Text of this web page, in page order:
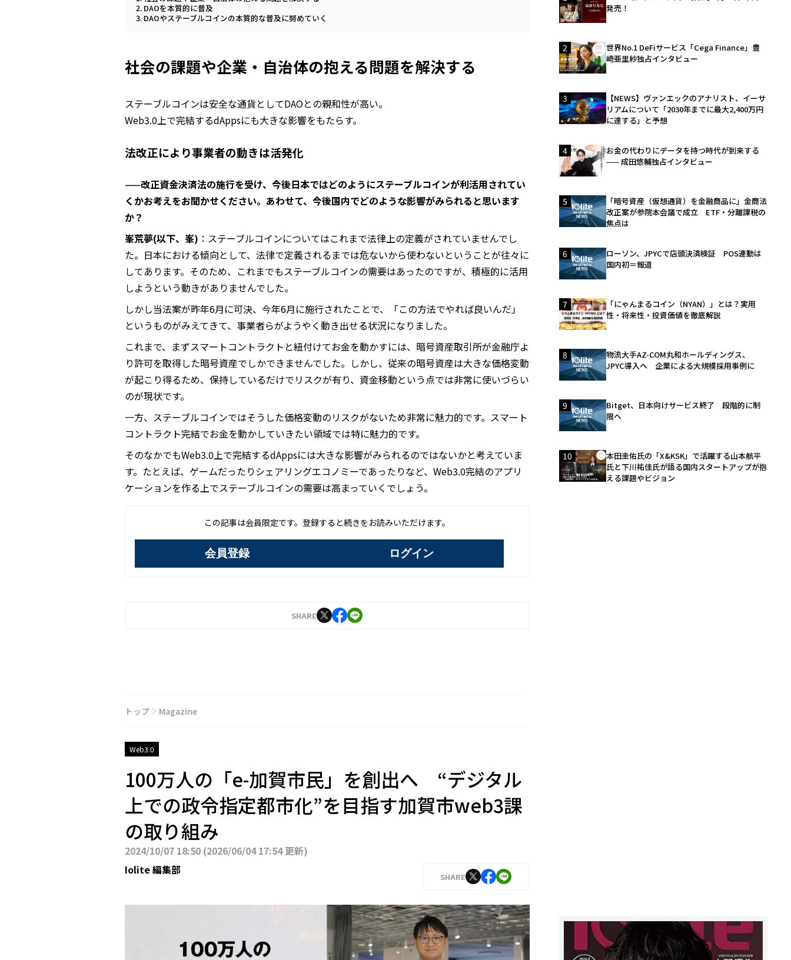
DAOを本質的に普及
DAOやステーブルコインの本質的な普及に努めていく
社会の課題や企業・自治体の抱える問題を解決する
ステーブルコインは安全な通貨としてDAOとの親和性が高い。
Web3.0上で完結するdAppsにも大きな影響をもたらす。
法改正により事業者の動きは活発化
——改正資金決済法の施行を受け、今後日本ではどのようにステーブルコインが利活用されてい
くかお考えをお聞かせください。あわせて、今後国内でどのような影響がみられると思います
か？
峯荒夢(以下、峯) ：ステーブルコインについてはこれまで法律上の定義がされていませんでし
た。日本における傾向として、法律で定義されるまでは危ないから使わないということが往々に
してあります。そのため、これまでもステーブルコインの需要はあったのですが、積極的に活用
しようという動きがありませんでした。
しかし当法案が昨年6月に可決、今年6月に施行されたことで、「この方法でやれば良いんだ」
というものがみえてきて、事業者らがようやく動き出せる状況になりました。
これまで、まずスマートコントラクトと紐付けてお金を動かすには、暗号資産取引所が金融庁よ
り許可を取得した暗号資産でしかできませんでした。しかし、従来の暗号資産は大きな価格変動
が起こり得るため、保持しているだけでリスクが有り、資金移動という点では非常に使いづらい
のが現状です。
一方、ステーブルコインではそうした価格変動のリスクがないため非常に魅力的です。スマート
コントラクト完結でお金を動かしていきたい領域では特に魅力的です。
そのなかでもWeb3.0上で完結するdAppsには大きな影響がみられるのではないかと考えていま
す。たとえば、ゲームだったりシェアリングエコノミーであったりなど、Web3.0完結のアプリ
ケーションを作る上でステーブルコインの需要は高まっていくでしょう。
この記事は会員限定です。登録すると続きをお読みいただけます。
会員登録 ログイン
SHARE
発売！
2
世界No.1 DeFiサービス「Cega Finance」豊
崎亜里紗独占インタビュー
3
【NEWS】ヴァンエックのアナリスト、イーサ
リアムについて「2030年までに最大2,400万円
に達する」と予想
4
お金の代わりにデータを持つ時代が到来する
—— 成田悠輔独占インタビュー
5
「暗号資産（仮想通貨）を金融商品に」金商法
改正案が参院本会議で成立 ETF・分離課税の
焦点は
6
ローソン、JPYCで店頭決済検証 POS連動は
国内初＝報道
7
「にゃんまるコイン（NYAN）」とは？実用
性・将来性・投資価値を徹底解説
8
物流大手AZ-COM丸和ホールディングス、
JPYC導入へ 企業による大規模採用事例に
9
Bitget、日本向けサービス終了 段階的に制
限へ
10
本田圭佑氏の「X&KSK」で活躍する山本航平
氏と下川祐佳氏が語る国内スタートアップが抱
える課題やビジョン
トップ Magazine
Web3.0
100万人の「e-加賀市民」を創出へ “デジタル
上での政令指定都市化”を目指す加賀市web3課
の取り組み
2024/10/07 18:50(2026/06/04 17:54 更新)
Iolite 編集部
SHARE